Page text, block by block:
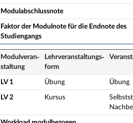
Modulabschlussnote
Faktor der Modulnote für die Endnote des
Studiengangs
Modulveran­
staltung
Lehrveranstaltungs­
form
LV 1 Übung Übung
LV 2 Kursus